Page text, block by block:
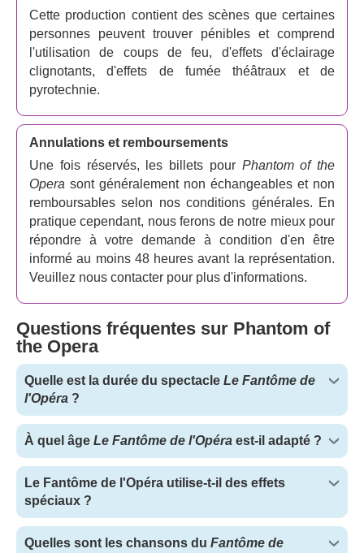
Cette production contient des scènes que certaines
personnes peuvent trouver pénibles et comprend
l'utilisation de coups de feu, d'effets d'éclairage
clignotants, d'effets de fumée théâtraux et de
pyrotechnie.
Annulations et remboursements
Une fois réservés, les billets pour Phantom of the
Opera sont généralement non échangeables et non
remboursables selon nos conditions générales. En
pratique cependant, nous ferons de notre mieux pour
répondre à votre demande à condition d'en être
informé au moins 48 heures avant la représentation.
Veuillez nous contacter pour plus d'informations.
Questions fréquentes sur Phantom of
the Opera
Quelle est la durée du spectacle Le Fantôme de
l'Opéra ?
À quel âge Le Fantôme de l'Opéra est-il adapté ?
Le Fantôme de l'Opéra utilise-t-il des effets
spéciaux ?
Quelles sont les chansons du Fantôme de